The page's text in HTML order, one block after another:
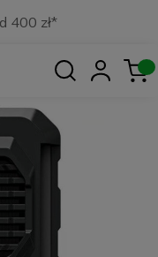
400 zł*